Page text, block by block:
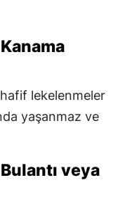
lekelenmeler
yaşanmaz ve
veya